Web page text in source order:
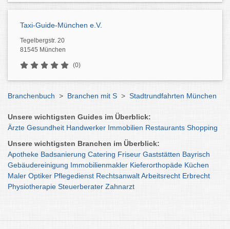
Taxi-Guide-München e.V.
Tegelbergstr. 20
81545 München
(0)
Branchenbuch > Branchen mit S > Stadtrundfahrten München
Unsere wichtigsten Guides im Überblick:
Ärzte Gesundheit Handwerker Immobilien Restaurants Shopping
Unsere wichtigsten Branchen im Überblick:
Apotheke Badsanierung Catering Friseur Gaststätten Bayrisch
Gebäudereinigung Immobilienmakler Kieferorthopäde Küchen
Maler Optiker Pflegedienst RechtsanwaltArbeitsrecht Erbrecht
Physiotherapie Steuerberater Zahnarzt